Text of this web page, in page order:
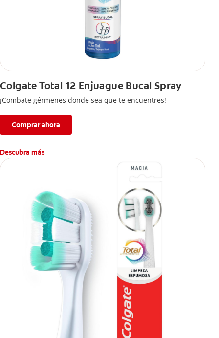
Colgate Total 12 Enjuague Bucal Spray
¡Combate gérmenes donde sea que te encuentres!
Comprar ahora
Descubra más